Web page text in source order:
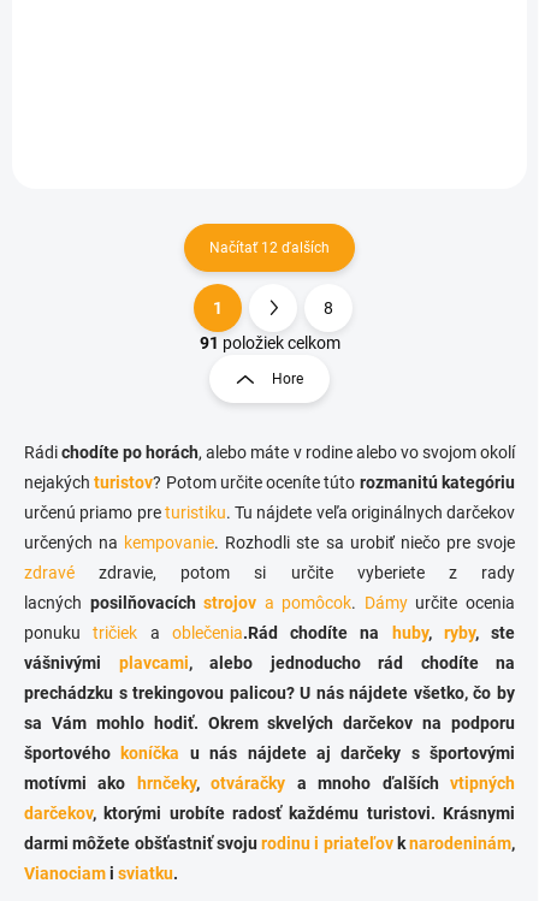
O
v
á
d
c
i
e
p
r
y
v
ý
p
i
s
u
Načítať 12 ďalších
S
t
r
á
k
o
v
a
n
e
1
8
91 položiek celkom
Hore
Rádichodíte po horách, alebo máte v rodine alebo vo svojom okolí
nejakýchturistov? Potom určite oceníte túto rozmanitú kategóriu
určenú priamo preturistiku. Tu nájdete veľa originálnych darčekov
určených na kempovanie. Rozhodli ste sa urobiť niečo pre svoje
zdravézdravie, potom si určite vyberiete z rady
lacných posilňovacíchstrojov a pomôcok. Dámyurčite ocenia
ponukutričiek a oblečenia.Rád chodíte na huby, ryby, ste
vášnivými plavcami, alebo jednoducho rád chodíte na
prechádzku s trekingovou palicou? U nás nájdete všetko, čo by
sa Vám mohlo hodiť. Okrem skvelýchdarčekov na podporu
športového
koníčka u nás nájdete ajdarčeky s športovými
motívmi ako hrnčeky,otváračky a mnoho ďalšíchvtipných
darčekov, ktorými urobíte radosť každému turistovi. Krásnymi
darmi môžete obšťastniť svojurodinu i priateľovknarodeninám,
Vianociami sviatku.